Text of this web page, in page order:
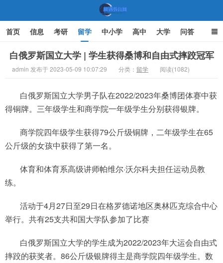
首页 信息 考研 留学 中小学 高中 大学 问答
文化 家庭教育
白俄罗斯国立大学 | 学生获得桑博和自由式摔跤冠军
admin 发布于 2023-05-09 10:07:29 分类： 留学 阅读(1082)
白俄罗斯国立大学男子队在2022/2023年桑博团体赛中获
得铜牌。三年级学生和商学院一年级学生分别获得银牌。
商学院四年级学生获得79公斤级铜牌，二年级学生在65
公斤级的女孩中获得了第一名。
体育和体育系高级讲师帕维尔·沃尔科夫担任运动员教
练。
活动于4月27日至29日在格罗德诺地区奥林匹克综合中心
举行。共有25支共和国大学队参加了比赛
白俄罗斯国立大学的学生成为2022/2023年大运会自由式
摔跤的获奖者。86公斤级银牌得主是商学院四年级学生。数